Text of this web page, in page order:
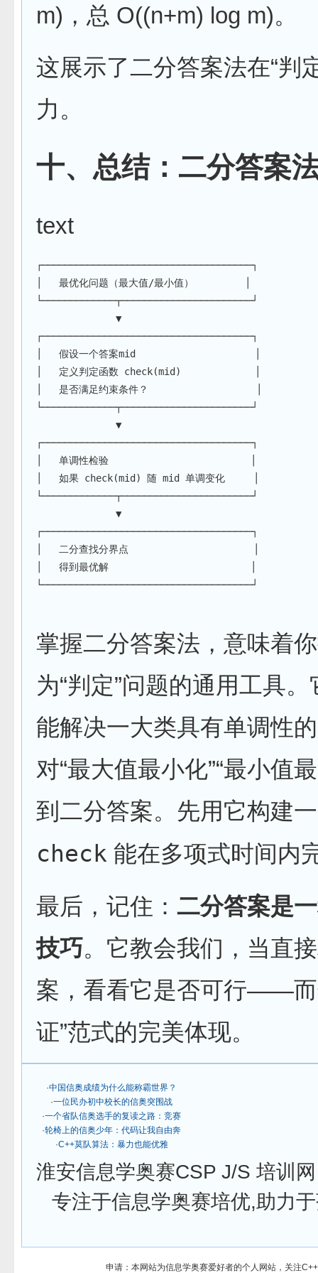
m)，总 O((n+m) log m)。
这展示了二分答案法在“判
力。
十、总结：二分答案
text
┌─────────────────────────────────────┐
│   最优化问题（最大值/最小值）         │
└─────────────┬───────────────────────┘
              ▼
┌─────────────────────────────────────┐
│   假设一个答案mid                     │
│   定义判定函数 check(mid)             │
│   是否满足约束条件？                   │
└─────────────┬───────────────────────┘
              ▼
┌─────────────────────────────────────┐
│   单调性检验                         │
│   如果 check(mid) 随 mid 单调变化     │
└─────────────┬───────────────────────┘
              ▼
┌─────────────────────────────────────┐
│   二分查找分界点                      │
│   得到最优解                         │
└─────────────────────────────────────┘
掌握二分答案法，意味着
为“判定”问题的通用工具
能解决一大类具有单调性
对“最大值最小化”“最小值
到二分答案。先用它构建
check 能在多项式时间内
最后，记住： 二分答案是
技巧。它教会我们，当直
案，看看它是否可行——而
证”范式的完美体现。
·中国信奥成绩为什么能称霸世界？
·一位民办初中校长的信奥突围战
·一个省队信奥选手的复读之路：竞赛
·轮椅上的信奥少年：代码让我自由奔
·C++莫队算法：暴力也能优雅
淮安信息学奥赛CSP J/S 培训
专注于信息学奥赛培优,助力
申请：本网站为信息学奥赛爱好者的个人网站，关注